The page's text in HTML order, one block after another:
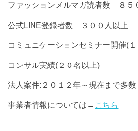
ファッションメルマガ読者数 ８５
公式LINE登録者数 ３００人以上
コミュニケーションセミナー開催(
コンサル実績(２０名以上)
法人案件:２０１２年～現在まで多数
事業者情報については→ こちら